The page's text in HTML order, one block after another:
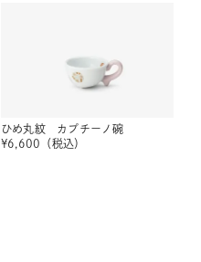
ひめ丸紋 カプチーノ碗
¥6,600 （税込）